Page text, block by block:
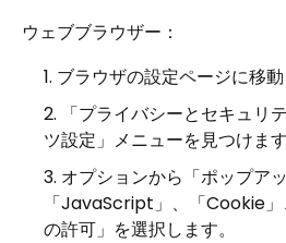
ウェブブラウザー：
ブラウザの設定ページに移動
「プライバシーとセキュリ
ツ設定」メニューを見つけます
オプションから「ポップアッ
「JavaScript」、「Cookie
の許可」を選択します。